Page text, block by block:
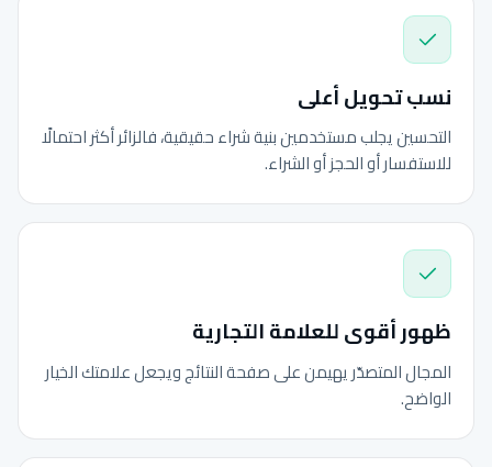
نسب تحويل أعلى
التحسين يجلب مستخدمين بنية شراء حقيقية، فالزائر أكثر احتمالًا
للاستفسار أو الحجز أو الشراء.
ظهور أقوى للعلامة التجارية
المجال المتصدّر يهيمن على صفحة النتائج ويجعل علامتك الخيار
الواضح.